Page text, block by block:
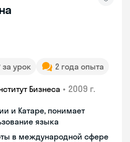
за урок 2 года опыта
Бизнеса • 2009 г.
и Катаре, понимает
языка
в международной сфере